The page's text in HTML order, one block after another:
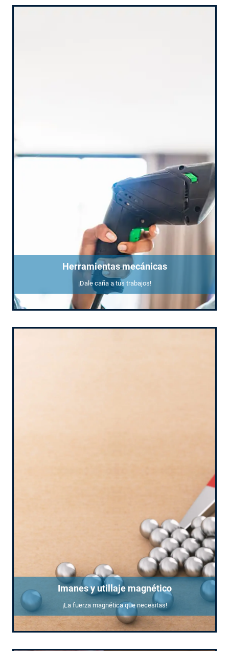
Herramientas mecánicas
¡Dale caña a tus trabajos!
Imanes y utillaje magnético
¡La fuerza magnética que necesitas!